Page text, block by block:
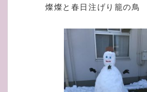
燦燦と春日注げり籠の鳥